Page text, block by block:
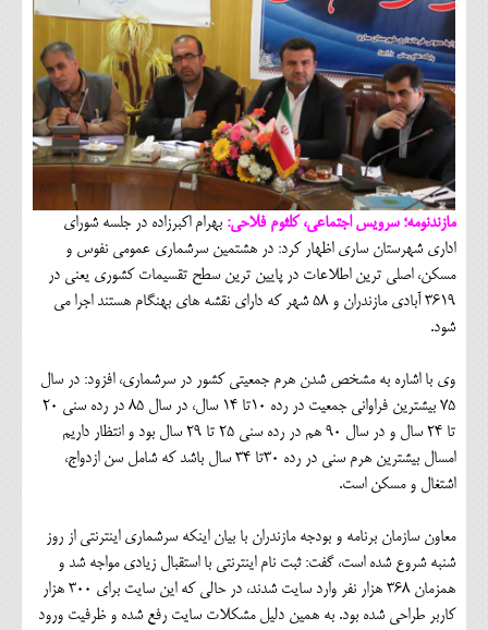
مازندنومه؛ سرویس اجتماعی، کلثوم فلاحی: بهرام اکبرزاده در جلسه شورای
اداری شهرستان ساری اظهار کرد: در هشتمین سرشماری عمومی نفوس و
مسکن، اصلی ترین اطلاعات در پایین ترین سطح تقسیمات کشوری یعنی در
3619 آبادی مازندران و 58 شهر که دارای نقشه های بهنگام هستند اجرا می
شود.
وی با اشاره به مشخص شدن هرم جمعیتی کشور در سرشماری، افزود: در سال
75 بیشترین فراوانی جمعیت در رده 10تا 14 سال، در سال 85 در رده سنی 20
تا 24 سال و در سال 90 هم در رده سنی 25 تا 29 سال بود و انتظار داریم
امسال بیشترین هرم سنی در رده 30تا 34 سال باشد که شامل سن ازدواج،
اشتغال و مسکن است.
معاون سازمان برنامه و بودجه مازندران با بیان اینکه سرشماری اینترنتی از روز
شنبه شروع شده است، گفت: ثبت نام اینترنتی با استقبال زیادی مواجه شد و
همزمان 368 هزار نفر وارد سایت شدند، در حالی که این سایت برای 300 هزار
کاربر طراحی شده بود. به همین دلیل مشکلات سایت رفع شده و ظرفیت ورود